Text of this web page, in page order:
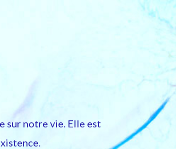
sur notre vie. Elle est